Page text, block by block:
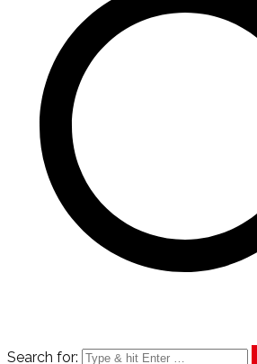
Search for: